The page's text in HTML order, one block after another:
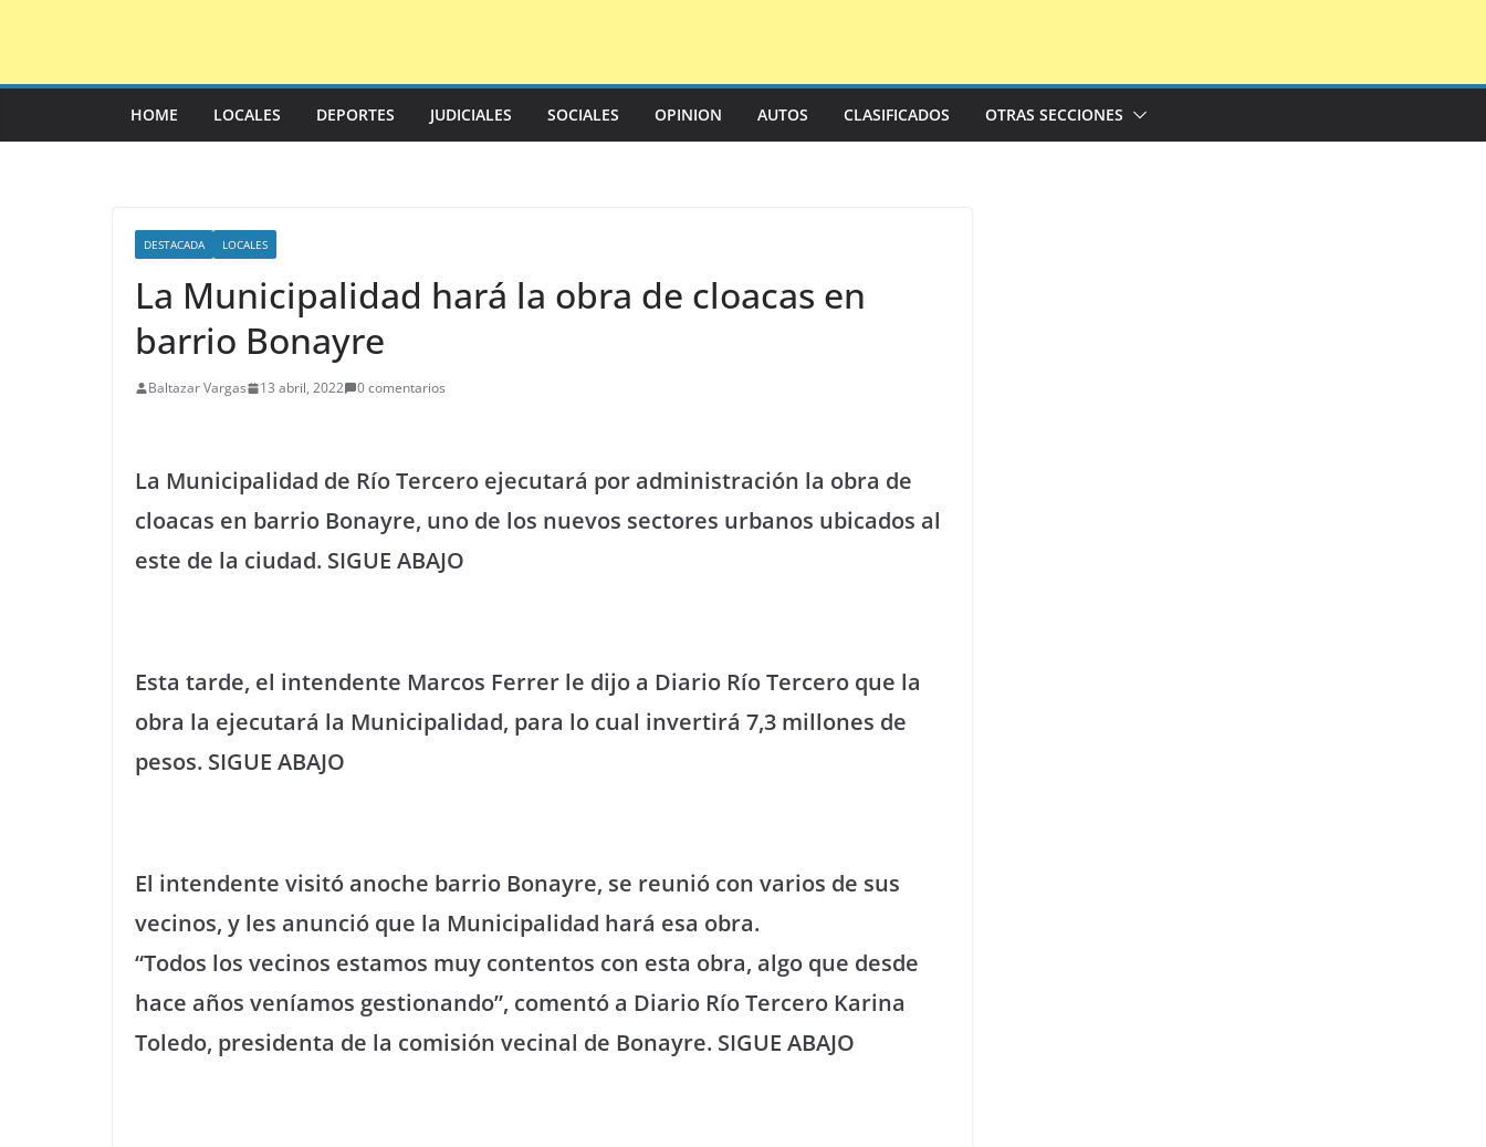
HOME LOCALES DEPORTES JUDICIALES SOCIALES OPINION AUTOS CLASIFICADOS OTRAS SECCIONES
DESTACADA LOCALES
La Municipalidad hará la obra de cloacas en
barrio Bonayre
Baltazar Vargas 13 abril, 2022 0 comentarios
La Municipalidad de Río Tercero ejecutará por administración la obra de
cloacas en barrio Bonayre, uno de los nuevos sectores urbanos ubicados al
este de la ciudad. SIGUE ABAJO
Esta tarde, el intendente Marcos Ferrer le dijo a Diario Río Tercero que la
obra la ejecutará la Municipalidad, para lo cual invertirá 7,3 millones de
pesos. SIGUE ABAJO
El intendente visitó anoche barrio Bonayre, se reunió con varios de sus
vecinos, y les anunció que la Municipalidad hará esa obra.
“Todos los vecinos estamos muy contentos con esta obra, algo que desde
hace años veníamos gestionando”, comentó a Diario Río Tercero Karina
Toledo, presidenta de la comisión vecinal de Bonayre. SIGUE ABAJO